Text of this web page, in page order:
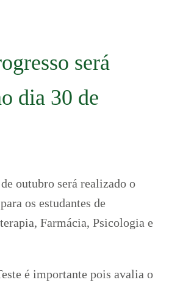
será
dia 30 de
outubro será realizado o
os estudantes de
Farmácia, Psicologia e
é importante pois avalia o